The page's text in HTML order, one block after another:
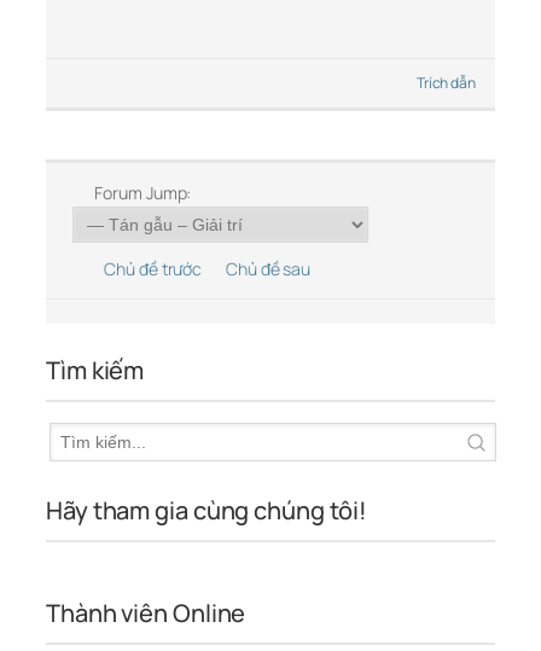
Trích dẫn
Forum Jump:
Chủ đề trước Chủ đề sau
Tìm kiếm
Hãy tham gia cùng chúng tôi!
Thành viên Online